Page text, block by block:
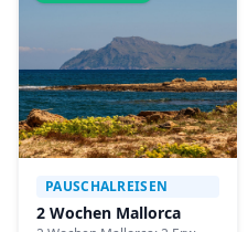
PAUSCHALREISEN
2 Wochen Mallorca